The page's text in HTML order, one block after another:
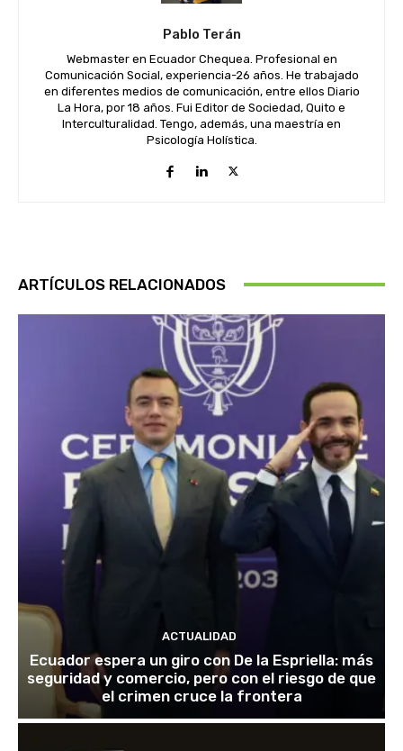
Pablo Terán
Webmaster en Ecuador Chequea. Profesional en
Comunicación Social, experiencia-26 años. He trabajado
en diferentes medios de comunicación, entre ellos Diario
La Hora, por 18 años. Fui Editor de Sociedad, Quito e
Interculturalidad. Tengo, además, una maestría en
Psicología Holística.
ARTÍCULOS RELACIONADOS
ACTUALIDAD
Ecuador espera un giro con De la Espriella: más
seguridad y comercio, pero con el riesgo de que
el crimen cruce la frontera